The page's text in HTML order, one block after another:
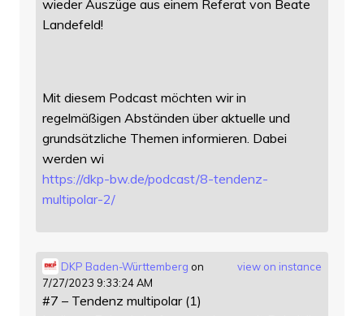
wieder Auszüge aus einem Referat von Beate
Landefeld!
Mit diesem Podcast möchten wir in
regelmäßigen Abständen über aktuelle und
grundsätzliche Themen informieren. Dabei
werden wi
https://dkp-bw.de/podcast/8-tendenz-
multipolar-2/
view on instance
DKP Baden-Württemberg on
7/27/2023 9:33:24 AM
#7 – Tendenz multipolar (1)